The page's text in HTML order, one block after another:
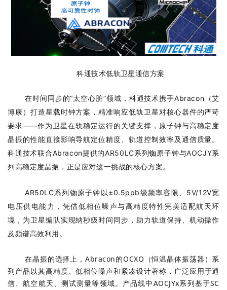
科通技术低轨卫星通信方案
在时间同步的“太空心脏”领域，科通技术携手Abracon（艾
博康）打造星载时钟方案，精准响应低轨卫星对核心器件的严苛
要求——作为卫星在轨稳定运行的关键支撑，原子钟与高稳定度
晶振的性能直接影响导航定位精度、轨道控制效率及通信质量。
科通技术联合Abracon提供的AR50LC系列铷原子钟与AOCJY系
列高稳定度晶振，正是应对这一挑战的核心方案。
AR50LC系列铷原子钟以±0.5ppb级频率容限、5V/12V宽
电压供电能力，凭借低相位噪声与高精度特性完美适配航天环
境，为卫星编队实现纳秒级时间同步，助力轨道保持、机动操作
及频谱高效利用。
在晶振的选择上，Abracon的OCXO（恒温晶体振荡器）系
列产品以其高精度、低相位噪声和紧凑设计著称，广泛应用于通
信、航空航天、测试测量等领域。产品线中AOCJYx系列基于SC